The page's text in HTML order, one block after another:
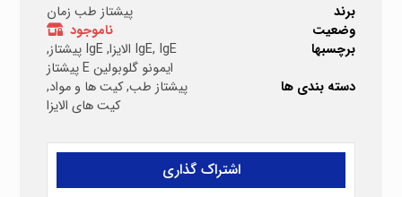
برند
پیشتاز طب زمان
وضعیت
ناموجود
برچسبها
IgE, IgE الایزا ,IgE پیشتاز
,
ایمونو گلوبولین E پیشتاز
دسته بندی ها
پیشتاز طب,کیت ها و مواد,
کیت های الایزا